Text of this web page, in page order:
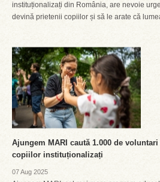
instituționalizați din România, are nevoie
devină prietenii copiilor și să le arate că
Ajungem MARI caută 1.000 de
copiilor instituționalizați
07 Aug 2025